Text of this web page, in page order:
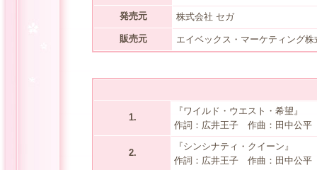
発売元 株式会社 セガ
販売元 エイベックス・マーケティング株
1.
『ワイルド・ウエスト・希望』
作詞：広井王子 作曲：田中公
2.
『シンシナティ・クイーン』
作詞：広井王子 作曲：田中公